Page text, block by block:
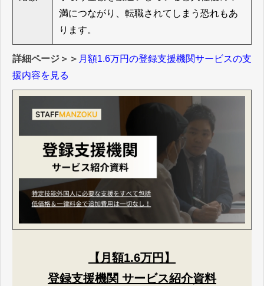
満につながり、転職されてしまう恐れもあ
ります。
詳細ページ＞＞ 月額1.6万円の登録支援機関サービスの支
援内容を見る
【月額1.6万円】
登録支援機関 サービス紹介資料